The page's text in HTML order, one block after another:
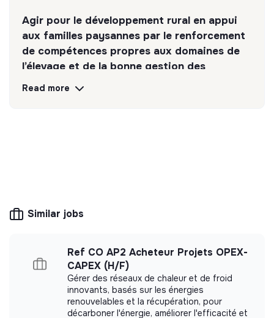
Agir pour le développement rural en appui
aux familles paysannes par le renforcement
de compétences propres aux domaines de
l’élevage et de la bonne gestion des
ressources naturelles.
making potential is limited. It may be an
More information
Read more
Similar jobs
Ref CO AP2 Acheteur Projets OPEX-
CAPEX (H/F)
Gérer des réseaux de chaleur et de froid
innovants, basés sur les énergies
renouvelables et la récupération, pour
décarboner l'énergie, améliorer l'efficacité et